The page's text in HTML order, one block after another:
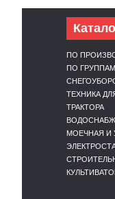
ПО
ПО
ТЕХНИКА
ТРАКТОРА
МОЕЧНАЯ И